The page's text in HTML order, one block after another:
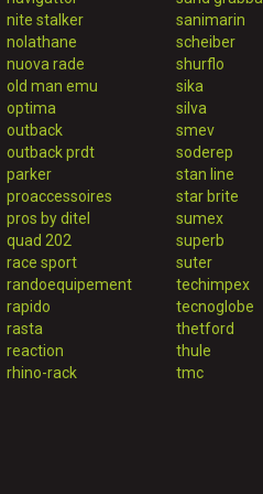
nite stalker
nolathane
nuova rade
old man emu
optima
outback
outback prdt
parker
proaccessoires
pros by ditel
quad 202
race sport
randoequipement
rapido
rasta
reaction
rhino-rack
sanimarin
scheiber
shurflo
sika
silva
smev
soderep
stan line
star brite
sumex
superb
suter
techimpex
tecnoglobe
thetford
thule
tmc